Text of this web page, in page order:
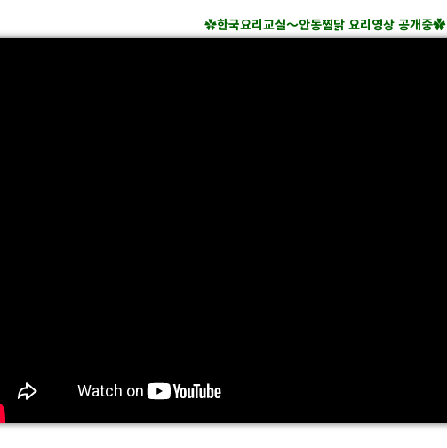
✿한국요리교실～안동찜닭 요리영상 공개중✿